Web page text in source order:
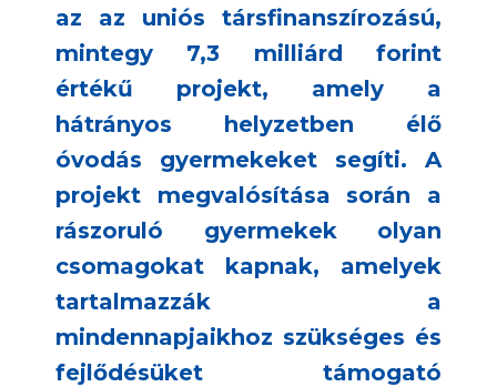
az az uniós társfinanszírozású,
mintegy 7,3 milliárd forint
értékű projekt, amely a
hátrányos helyzetben élő
óvodás gyermekeket segíti. A
projekt megvalósítása során a
rászoruló gyermekek olyan
csomagokat kapnak, amelyek
tartalmazzák a
mindennapjaikhoz szükséges és
fejlődésüket támogató